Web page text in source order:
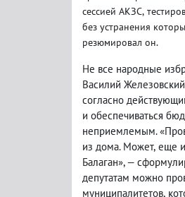
сессией АКЗС,
без устранения
резюмировал он.
Не все народные
Василий
согласно
и обеспечиваться
неприемлемым.
из дома. Может, еще
Балаган», —
депутатам можно
муниципалитетов,